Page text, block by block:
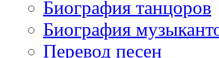
Биография танцоров
Биография
Перевод песен